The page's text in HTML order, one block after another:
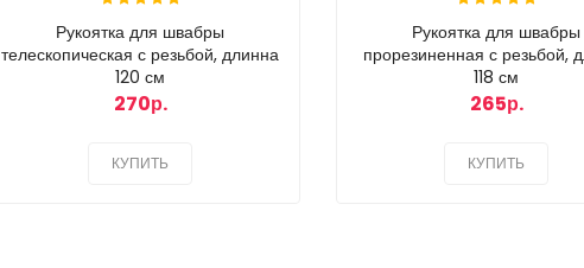
Рукоятка для швабры
телескопическая с резьбой, длинна
120 см
270р.
КУПИТЬ
Рукоятка для швабры
прорезиненная с резьбой,
118 см
265р.
КУПИТЬ